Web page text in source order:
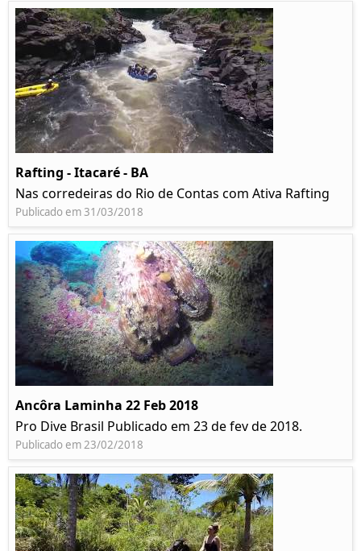
Rafting - Itacaré - BA
Nas corredeiras do Rio de Contas com Ativa Rafting
Publicado em 31/03/2018
Ancôra Laminha 22 Feb 2018
Pro Dive Brasil Publicado em 23 de fev de 2018.
Publicado em 23/02/2018